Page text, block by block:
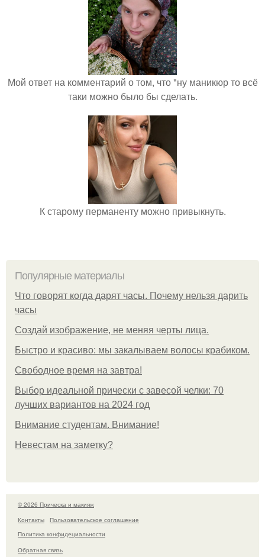
Мой ответ на комментарий о том, что "ну маникюр то всё
таки можно было бы сделать.
К старому перманенту можно привыкнуть.
Популярные материалы
Что говорят когда дарят часы. Почему нельзя дарить
часы
Создай изображение, не меняя черты лица.
Быстро и красиво: мы закалываем волосы крабиком.
Свободное время на завтра!
Выбор идеальной прически с завесой челки: 70
лучших вариантов на 2024 год
Внимание студентам. Внимание!
Невестам на заметку?
© 2026 Прическа и макияж
Контакты
Пользовательское соглашение
Политика конфидециальности
Обратная связь